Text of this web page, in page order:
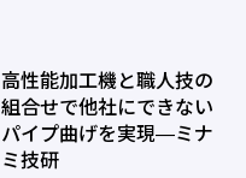
高性能加工機と職人技の
組合せで他社にできない
パイプ曲げを実現―ミナ
ミ技研